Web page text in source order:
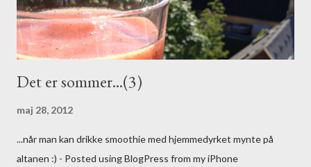
a
r
Det er sommer...(3)
maj 28, 2012
...når man kan drikke smoothie med hjemmedyrket mynte på
altanen :) - Posted using BlogPress from my iPhone